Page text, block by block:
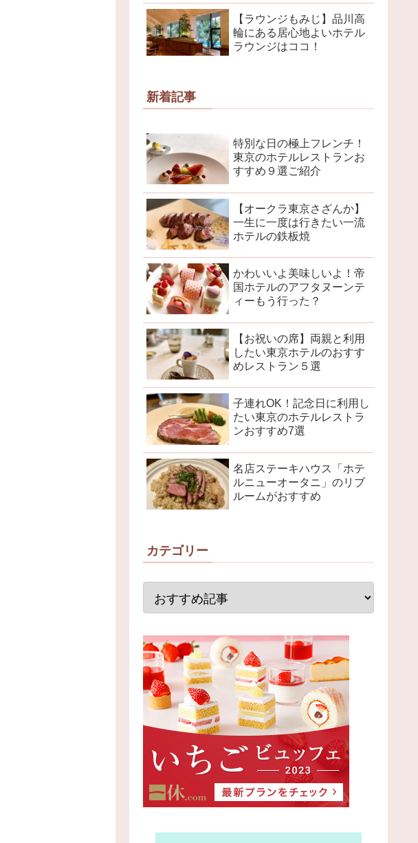
【ラウンジもみじ】品川高
輪にある居心地よいホテル
ラウンジはココ！
新着記事
特別な日の極上フレンチ！
東京のホテルレストランお
すすめ９選ご紹介
【オークラ東京さざんか】
一生に一度は行きたい一流
ホテルの鉄板焼
かわいいよ美味しいよ！帝
国ホテルのアフタヌーンテ
ィーもう行った？
【お祝いの席】両親と利用
したい東京ホテルのおすす
めレストラン５選
子連れOK！記念日に利用し
たい東京のホテルレストラ
ンおすすめ7選
名店ステーキハウス「ホテ
ルニューオータニ」のリブ
ルームがおすすめ
カテゴリー